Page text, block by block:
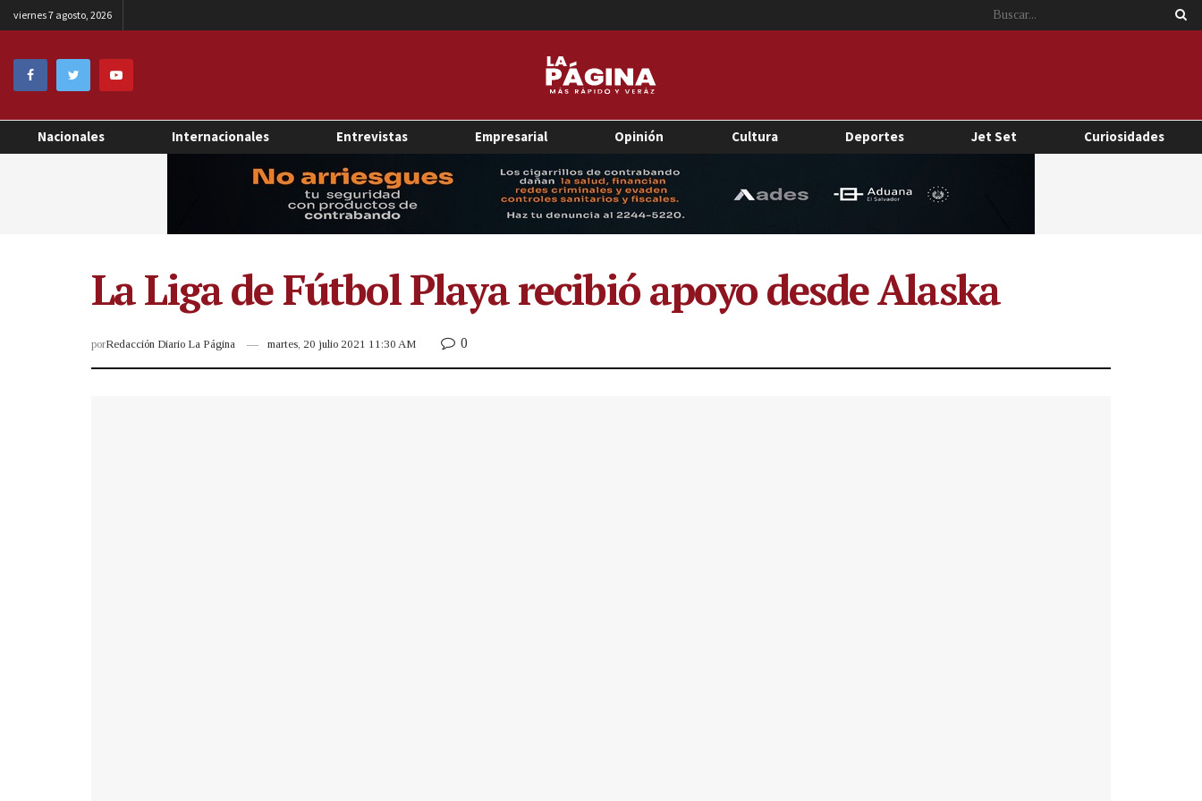
viernes 7 agosto, 2026
Nacionales Internacionales Entrevistas Empresarial Opinión Cultura Deportes Jet Set Curiosidades
La Liga de Fútbol Playa recibió apoyo desde Alaska
porRedacción Diario La Página martes, 20 julio 2021 11:30 AM 0